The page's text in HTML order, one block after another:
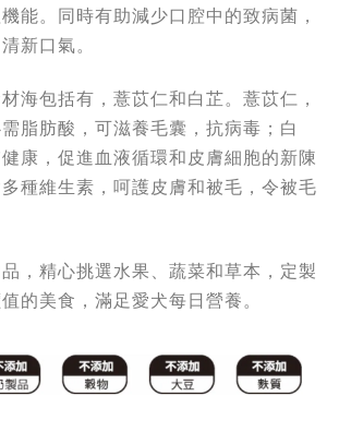
能。同時有助減少口腔中的致病菌，
新口氣。
海包括有，薏苡仁和白芷。薏苡仁，
脂肪酸，可滋養毛囊，抗病毒；白
康，促進血液循環和皮膚細胞的新陳
種維生素，呵護皮膚和被毛，令被毛
，精心挑選水果、蔬菜和草本，定製
的美食，滿足愛犬每日營養。